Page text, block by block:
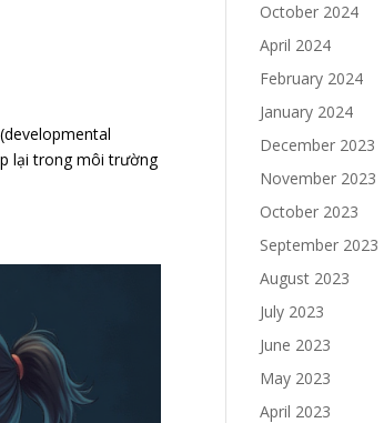
lại trong môi trường
October 2024
April 2024
February 2024
January 2024
December 2023
November 2023
October 2023
September 2023
August 2023
July 2023
June 2023
May 2023
April 2023